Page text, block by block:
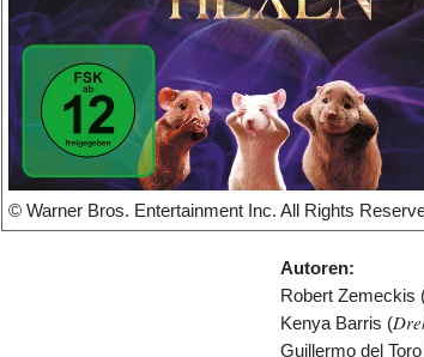
© Warner Bros. Entertainment Inc. All Rights
Autoren:
Robert Zemeckis
Kenya Barris (
Guillermo del